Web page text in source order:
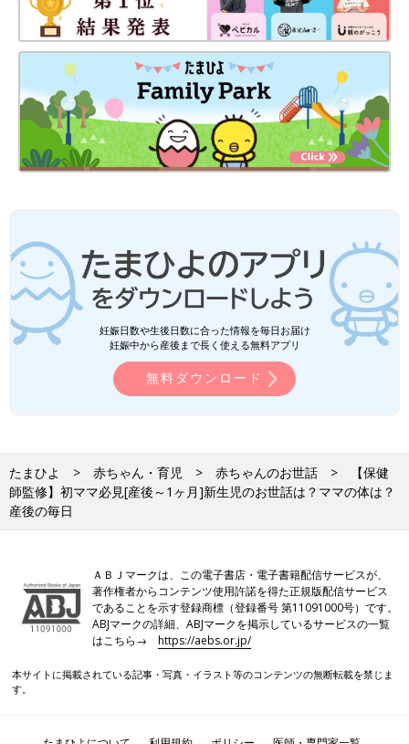
妊娠日数や生後日数に合った情報を毎日お届け
妊娠中から産後まで長く使える無料アプリ
無料ダウンロード
たまひよ 赤ちゃん・育児 赤ちゃんのお世話
【保健
師監修】初ママ必見[産後～1ヶ月]新生児のお世話は？ママの体は？
産後の毎日
ＡＢＪマークは、この電子書店・電子書籍配信サービスが、
著作権者からコンテンツ使用許諾を得た正規版配信サービス
であることを示す登録商標（登録番号 第11091000号）です。
ABJマークの詳細、ABJマークを掲示しているサービスの一覧
はこちら→https://aebs.or.jp/
本サイトに掲載されている記事・写真・イラスト等のコンテンツの無断転載を禁じま
す。